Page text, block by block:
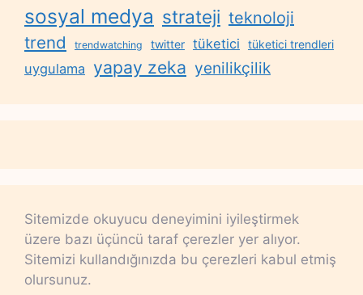
sosyal medya strateji teknoloji
trend trendwatching twitter tüketici tüketici trendleri
uygulama yapay zeka yenilikçilik
Sitemizde okuyucu deneyimini iyileştirmek
üzere bazı üçüncü taraf çerezler yer alıyor.
Sitemizi kullandığınızda bu çerezleri kabul etmiş
olursunuz.